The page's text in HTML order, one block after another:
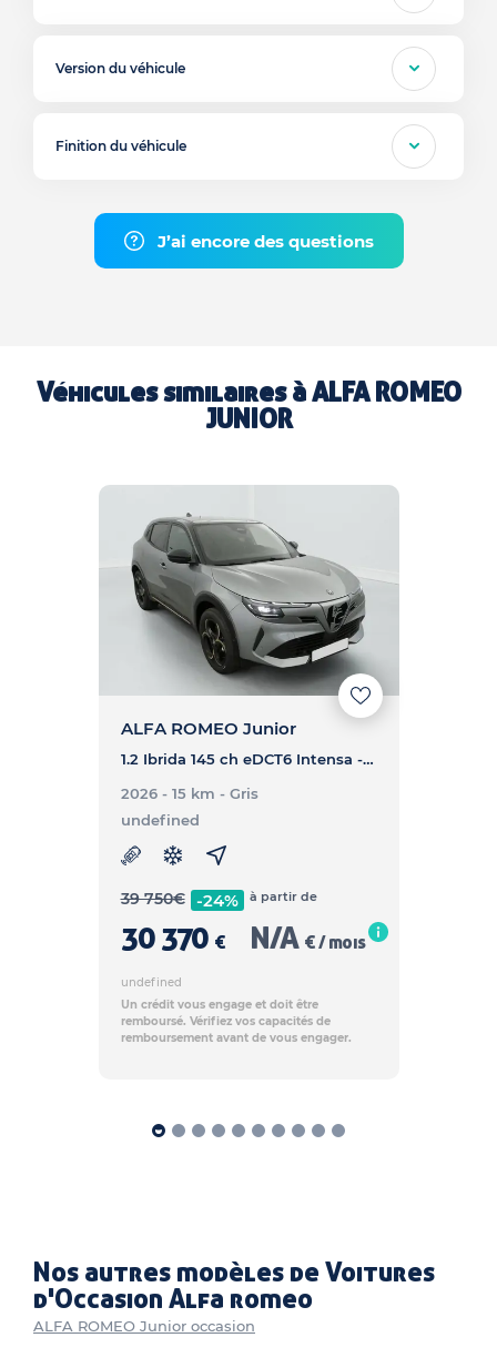
Version du véhicule
Finition du véhicule
J’ai encore des questions
Véhicules similaires àALFA ROMEO
JUNIOR
ALFA ROMEO Junior
1.2 Ibrida 145 ch eDCT6 Intensa - JUNIOR 1.2 Ibrida 145 ch eDCT6 Intensa
2026 - 15 km - Gris
undefined
39 750€ -24%
30 370 €
à partir de
N/A € / mois
undefined
Un crédit vous engage et doit être
remboursé. Vérifiez vos capacités de
remboursement avant de vous engager.
Nos autres modèles de Voitures
d'Occasion Alfa romeo
ALFA ROMEO Junior occasion